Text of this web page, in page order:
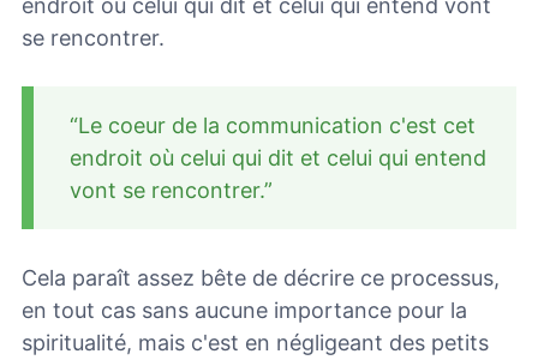
endroit où celui qui dit et celui qui entend vont
se rencontrer.
“Le coeur de la communication c'est cet
endroit où celui qui dit et celui qui entend
vont se rencontrer.”
Cela paraît assez bête de décrire ce processus,
en tout cas sans aucune importance pour la
spiritualité, mais c'est en négligeant des petits